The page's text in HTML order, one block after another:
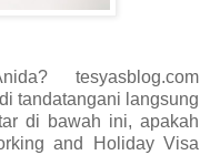
tesyasblog.com
tandatangani langsung
di bawah ini, apakah
and Holiday Visa